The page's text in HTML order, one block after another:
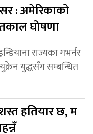
: अमेरिकाको
घोषणा
राज्यका गभर्नर
युद्धसँग सम्बन्धित
हतियार छ, म